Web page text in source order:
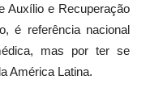
Auxílio e Recuperação
é referência nacional
mas por ter se
América Latina.